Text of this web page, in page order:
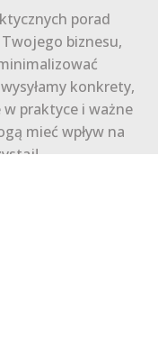
porad
biznesu,
konkrety,
praktyce i ważne
mieć wpływ na